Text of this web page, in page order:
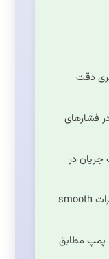
دقت
فشارهای
جریان در
بررسی تغییرات smooth
پمپ مطابق